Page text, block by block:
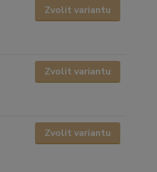
Zvolit variantu
Zvolit variantu
Zvolit variantu